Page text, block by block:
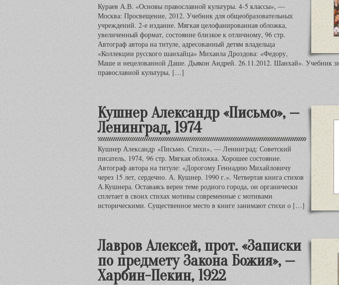
Кураев А.В. «Основы православной культуры. 4-5 классы», —
Москва: Просвещение, 2012. Учебник для общеобразовательных
учреждений. 2-е издание. Мягкая целофанированная обложка,
увеличенный формат, состояние близкое к отличному, 96 стр.
Автограф автора на титуле, адресованный детям владельца
«Коллекции русского шанхайца» Михаила Дроздова: «Федору,
Маше и нецелованной Даше. Дьякон Андрей. 26.11.2012. Шанхай». Учебник
православной культуры, […]
Кушнер Александр «Письмо», —
Ленинград, 1974
Кушнер Александр «Письмо. Стихи», — Ленинград: Советский
писатель, 1974, 96 стр. Мягкая обложка. Хорошее состояние.
Автограф автора на титуле: «Дорогому Геннадию Михайловичу
через 15 лет, сердечно. А. Кушнер. 1990 г.». Четвертая книга стихов
А.Кушнера. Оставаясь верен теме родного города, он органически
сплетает в своих стихах мотивы современные с мотивами
историческими. Существенное место в книге занимают стихи о […]
Лавров Алексей, прот. «Записки
по предмету Закона Божия», —
Харбин-Пекин, 1922